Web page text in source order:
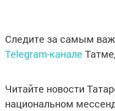
Следите за самым
Telegram-канале
Читайте новости
национальном